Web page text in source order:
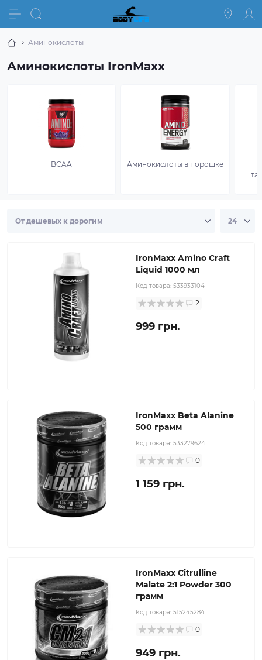
Аминокислоты
Аминокислоты IronMaxx
BCAA Аминокислоты в порошке
IronMaxx Amino Craft
Liquid 1000 мл
Код товара: 533933104
2
999 грн.
IronMaxx Beta Alanine
500 грамм
Код товара: 533279624
0
1 159 грн.
IronMaxx Citrulline
Malate 2:1 Powder 300
грамм
Код товара: 515245284
0
949 грн.